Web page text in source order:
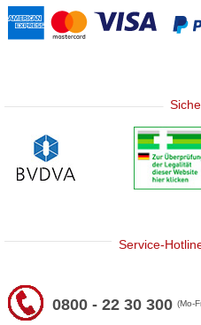
Service-
0800 - 22 30 300(Mo-